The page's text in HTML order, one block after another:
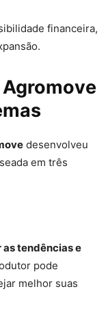
financeira,
desenvolveu
em três
tendências e
pode
melhor suas